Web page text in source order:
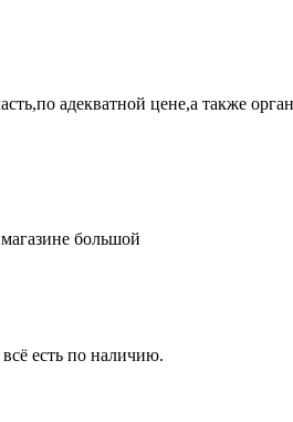
адекватной цене,а также
большой
есть по наличию.